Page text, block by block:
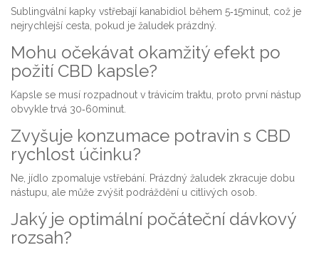
Sublingvální kapky vstřebají kanabidiol během 5‑15minut, což je
nejrychlejší cesta, pokud je žaludek prázdný.
Mohu očekávat okamžitý efekt po
požití CBD kapsle?
Kapsle se musí rozpadnout v trávicím traktu, proto první nástup
obvykle trvá 30‑60minut.
Zvyšuje konzumace potravin s CBD
rychlost účinku?
Ne, jídlo zpomaluje vstřebání. Prázdný žaludek zkracuje dobu
nástupu, ale může zvýšit podráždění u citlivých osob.
Jaký je optimální počáteční dávkový
rozsah?